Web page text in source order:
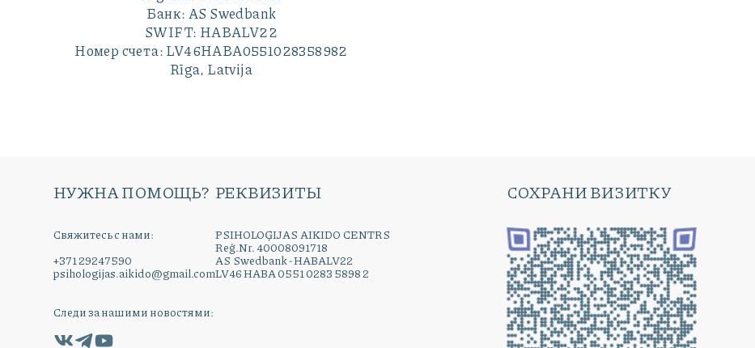
Банк: AS Swedbank
SWIFT: HABALV22
Номер счета: LV46HABA0551028358982
Rīga, Latvija
НУЖНА ПОМОЩЬ?
Свяжитесь с нами:
+371 29247590
psihologijas.aikido@gmail.com
Следи за нашими новостями:
РЕКВИЗИТЫ
PSIHOLOĢIJAS AIKIDO CENTRS
Reģ.Nr. 40008091718
AS Swedbank - HABALV22
LV46 HABA 0551 0283 5898 2
СОХРАНИ ВИЗИТКУ